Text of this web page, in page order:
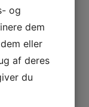
og
dem
eller
af deres
du